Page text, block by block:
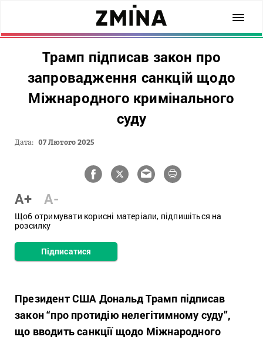
Трамп підписав закон про
запровадження санкцій щодо
Міжнародного кримінального
суду
Дата: 07 Лютого 2025
A+ A-
Щоб отримувати корисні матеріали, підпишіться на
розсилку
Підписатися
Президент США Дональд Трамп підписав
закон “про протидію нелегітимному суду”,
що вводить санкції щодо Міжнародного